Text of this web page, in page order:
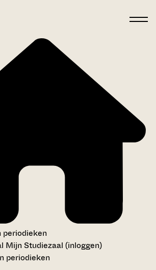
periodieken
Mijn Studiezaal (inloggen)
periodieken